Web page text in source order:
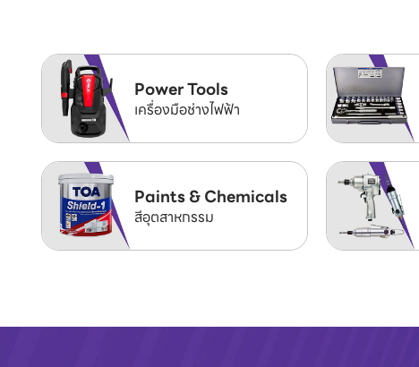
Power Tools
เครื่องมือช่างไฟฟ้า
Paints & Chemicals
สีอุตสาหกรรม